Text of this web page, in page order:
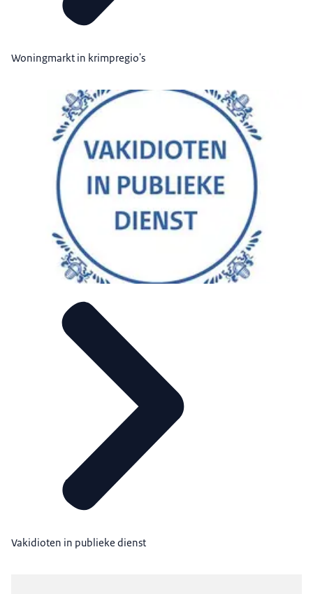
Woningmarkt in krimpregio's
Vakidioten in publieke dienst